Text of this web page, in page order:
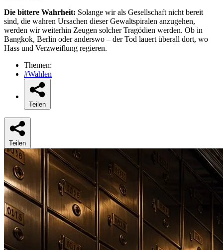
Die bittere Wahrheit: Solange wir als Gesellschaft nicht bereit
sind, die wahren Ursachen dieser Gewaltspiralen anzugehen,
werden wir weiterhin Zeugen solcher Tragödien werden. Ob in
Bangkok, Berlin oder anderswo – der Tod lauert überall dort, wo
Hass und Verzweiflung regieren.
Themen:
#Wahlen
Teilen
Teilen